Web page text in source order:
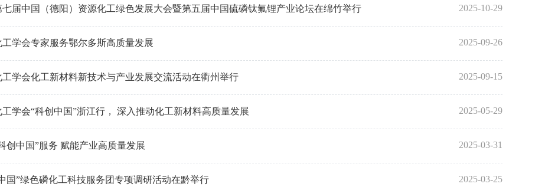
七届中国（德阳）资源化工绿色发展大会暨第五届中国硫磷钛氟锂产业论坛在绵竹举行 2025-10-29
工学会专家服务鄂尔多斯高质量发展 2025-09-26
工学会化工新材料新技术与产业发展交流活动在衢州举行 2025-09-15
工学会“科创中国”浙江行， 深入推动化工新材料高质量发展 2025-05-29
创中国”服务 赋能产业高质量发展 2025-03-31
国”绿色磷化工科技服务团专项调研活动在黔举行 2025-03-25